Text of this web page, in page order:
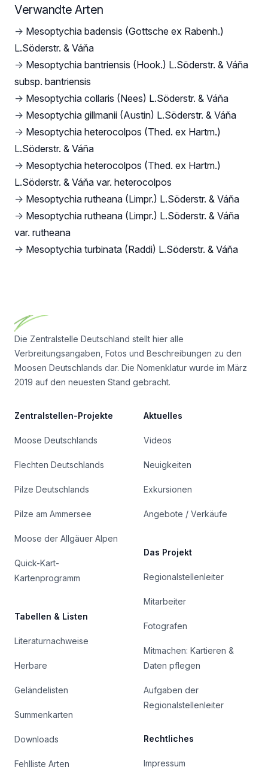
Verwandte Arten
→ Mesoptychia badensis (Gottsche ex Rabenh.)
L.Söderstr. & Váňa
→ Mesoptychia bantriensis (Hook.) L.Söderstr. & Váňa
subsp. bantriensis
→ Mesoptychia collaris (Nees) L.Söderstr. & Váňa
→ Mesoptychia gillmanii (Austin) L.Söderstr. & Váňa
→ Mesoptychia heterocolpos (Thed. ex Hartm.)
L.Söderstr. & Váňa
→ Mesoptychia heterocolpos (Thed. ex Hartm.)
L.Söderstr. & Váňa var. heterocolpos
→ Mesoptychia rutheana (Limpr.) L.Söderstr. & Váňa
→ Mesoptychia rutheana (Limpr.) L.Söderstr. & Váňa
var. rutheana
→ Mesoptychia turbinata (Raddi) L.Söderstr. & Váňa
Die Zentralstelle Deutschland stellt hier alle
Verbreitungsangaben, Fotos und Beschreibungen zu den
Moosen Deutschlands dar. Die Nomenklatur wurde im März
2019 auf den neuesten Stand gebracht.
Zentralstellen-Projekte
Moose Deutschlands
Flechten Deutschlands
Pilze Deutschlands
Pilze am Ammersee
Moose der Allgäuer Alpen
Quick-Kart-
Kartenprogramm
Tabellen & Listen
Literaturnachweise
Herbare
Geländelisten
Summenkarten
Downloads
Fehlliste Arten
Aktuelles
Videos
Neuigkeiten
Exkursionen
Angebote / Verkäufe
Das Projekt
Regionalstellenleiter
Mitarbeiter
Fotografen
Mitmachen: Kartieren &
Daten pflegen
Aufgaben der
Regionalstellenleiter
Rechtliches
Impressum